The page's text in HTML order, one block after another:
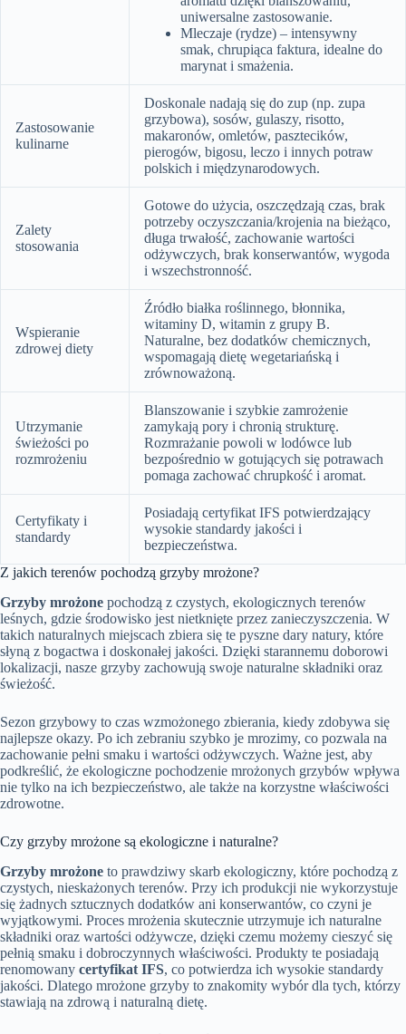
uniwersalne zastosowanie.
Mleczaje (rydze) – intensywny
smak, chrupiąca faktura, idealne do
marynat i smażenia.
Zastosowanie
kulinarne
Doskonale nadają się do zup (np. zupa
grzybowa), sosów, gulaszy, risotto,
makaronów, omletów, pasztecików,
pierogów, bigosu, leczo i innych potraw
polskich i międzynarodowych.
Zalety
stosowania
Gotowe do użycia, oszczędzają czas, brak
potrzeby oczyszczania/krojenia na bieżąco,
długa trwałość, zachowanie wartości
odżywczych, brak konserwantów, wygoda
i wszechstronność.
Wspieranie
zdrowej diety
Źródło białka roślinnego, błonnika,
witaminy D, witamin z grupy B.
Naturalne, bez dodatków chemicznych,
wspomagają dietę wegetariańską i
zrównoważoną.
Utrzymanie
świeżości po
rozmrożeniu
Blanszowanie i szybkie zamrożenie
zamykają pory i chronią strukturę.
Rozmrażanie powoli w lodówce lub
bezpośrednio w gotujących się potrawach
pomaga zachować chrupkość i aromat.
Certyfikaty i
standardy
Posiadają certyfikat IFS potwierdzający
wysokie standardy jakości i
bezpieczeństwa.
Z jakich terenów pochodzą grzyby mrożone?
Grzyby mrożone pochodzą z czystych, ekologicznych terenów
leśnych, gdzie środowisko jest nietknięte przez zanieczyszczenia. W
takich naturalnych miejscach zbiera się te pyszne dary natury, które
słyną z bogactwa i doskonałej jakości. Dzięki starannemu doborowi
lokalizacji, nasze grzyby zachowują swoje naturalne składniki oraz
świeżość.
Sezon grzybowy to czas wzmożonego zbierania, kiedy zdobywa się
najlepsze okazy. Po ich zebraniu szybko je mrozimy, co pozwala na
zachowanie pełni smaku i wartości odżywczych. Ważne jest, aby
podkreślić, że ekologiczne pochodzenie mrożonych grzybów wpływa
nie tylko na ich bezpieczeństwo, ale także na korzystne właściwości
zdrowotne.
Czy grzyby mrożone są ekologiczne i naturalne?
Grzyby mrożone to prawdziwy skarb ekologiczny, które pochodzą z
czystych, nieskażonych terenów. Przy ich produkcji nie wykorzystuje
się żadnych sztucznych dodatków ani konserwantów, co czyni je
wyjątkowymi. Proces mrożenia skutecznie utrzymuje ich naturalne
składniki oraz wartości odżywcze, dzięki czemu możemy cieszyć się
pełnią smaku i dobroczynnych właściwości. Produkty te posiadają
renomowany certyfikat IFS, co potwierdza ich wysokie standardy
jakości. Dlatego mrożone grzyby to znakomity wybór dla tych, którzy
stawiają na zdrową i naturalną dietę.